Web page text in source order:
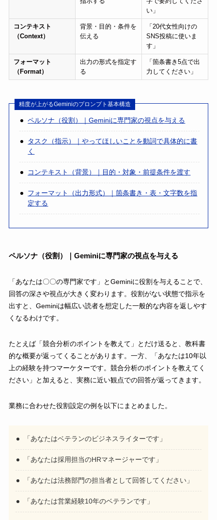
い」
コンテキスト
（Context）
背景・目的・条件を
伝える
「20代女性向けの
SNS投稿に使いま
す」
フォーマット
（Format）
出力の形式を指定す
る
「箇条書き5点で出
力してください」
精度が上がるGeminiのプロンプト基本構造
ペルソナ（役割）｜Geminiに専門家の視点を与える
タスク（指示）｜やってほしいことを動詞で具体的に書
く
コンテキスト（背景）｜目的・対象・前提条件を渡す
フォーマット（出力形式）｜箇条書き・表・文字数を指
定する
ペルソナ（役割）｜Geminiに専門家の視点を与える
「あなたは〇〇の専門家です」とGeminiに役割を与えることで、
回答の深さや視点が大きく変わります。役割がない状態で指示を
出すと、Geminiは幅広い読者を想定した一般的な内容を返しやす
くなるわけです。
たとえば「競合分析のポイントを教えて」とだけ送ると、教科書
的な概要が返ってくることがあります。一方、「あなたは10年以
上の経験を持つマーケターです。競合分析のポイントを教えてく
ださい」と加えると、実務に近い観点での回答が返ってきます。
業務に合わせた役割設定の例を以下にまとめました。
「あなたはベテランのビジネスライターです」
「あなたは採用担当のHRマネージャーです」
「あなたは法務部門の担当者として回答してください」
「あなたは営業経験10年のベテランです」